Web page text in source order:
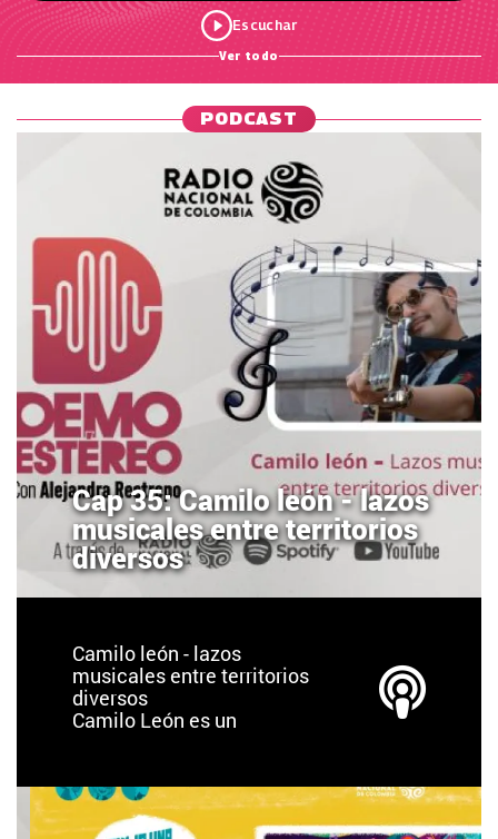
Ver todo
PODCAST
Cap 35: Camilo león - lazos
musicales entre territorios
diversos
Camilo león - lazos
musicales entre territorios
diversos
Camilo León es un
Desde los 10 años salió de
Colombia, ha vivido,
estudiado y adquirido